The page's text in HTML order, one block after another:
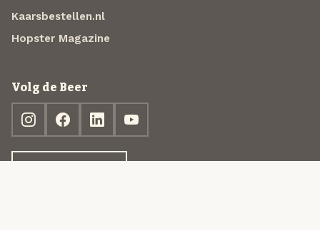
Kaarsbestellen.nl
Hopster Magazine
Volg de Beer